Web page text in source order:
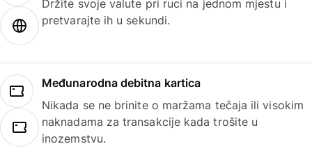
Držite svoje valute pri ruci na jednom mjestu i
pretvarajte ih u sekundi.
Međunarodna debitna kartica
Nikada se ne brinite o maržama tečaja ili visokim
naknadama za transakcije kada trošite u
inozemstvu.